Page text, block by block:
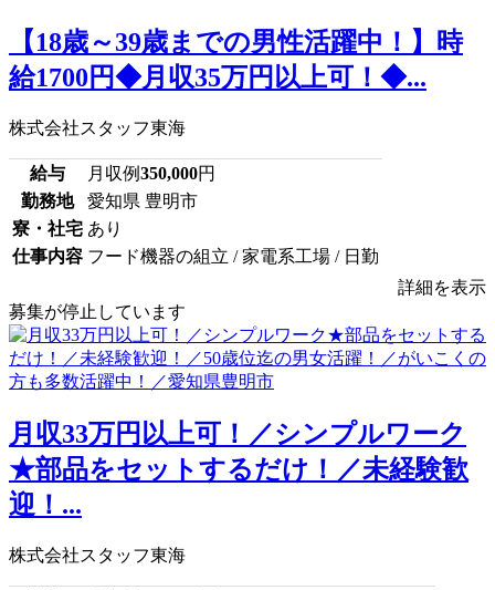
【18歳～39歳までの男性活躍中！】時
給1700円◆月収35万円以上可！◆...
株式会社スタッフ東海
給与 月収例350,000円
勤務地
愛知県 豊明市
寮・社宅 あり
仕事内容 フード機器の組立 / 家電系工場 / 日勤
詳細を表示
募集が停止しています
月収33万円以上可！／シンプルワーク
★部品をセットするだけ！／未経験歓
迎！...
株式会社スタッフ東海